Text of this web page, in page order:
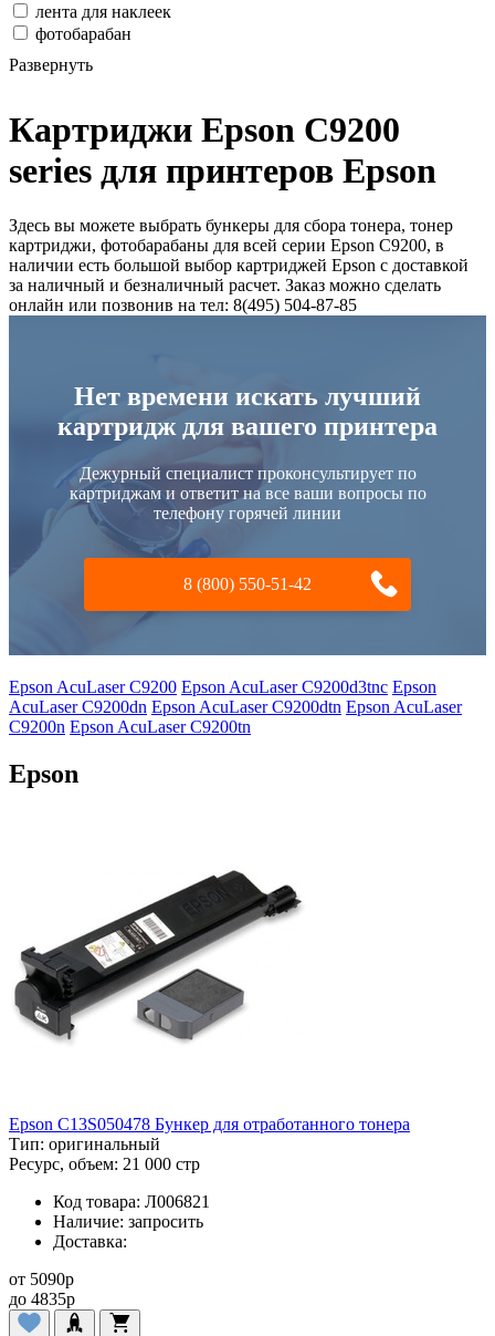
лента для наклеек
фотобарабан
Развернуть
Картриджи Epson C9200
series для принтеров Epson
Здесь вы можете выбрать бункеры для сбора тонера, тонер
картриджи, фотобарабаны для всей серии Epson C9200, в
наличии есть большой выбор картриджей Epson с доставкой
за наличный и безналичный расчет. Заказ можно сделать
онлайн или позвонив на тел: 8(495) 504-87-85
Нет времени искать лучший
картридж для вашего принтера
Дежурный специалист проконсультирует по
картриджам и ответит на все ваши вопросы по
телефону горячей линии
8 (800) 550-51-42
Epson AcuLaser C9200 Epson AcuLaser C9200d3tnc Epson
AcuLaser C9200dn Epson AcuLaser C9200dtn Epson AcuLaser
C9200n Epson AcuLaser C9200tn
Epson
Epson C13S050478 Бункер для отработанного тонера
Тип: оригинальный
Ресурс, объем: 21 000 стр
Код товара: Л006821
Наличие: запросить
Доставка:
от 5090p
до 4835p